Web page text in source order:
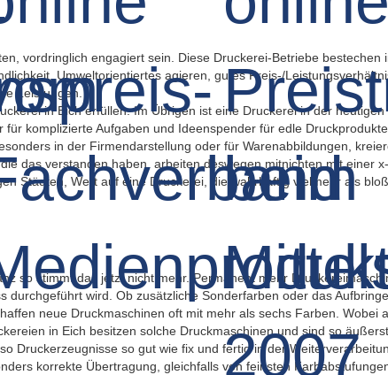
vordringlich engagiert sein. Diese Druckerei-Betriebe
Umweltorientiertes agieren, gutes Preis-/
Leistungen.
in Eich erfüllen. Im Übrigen ist eine Druckerei in der
komplizierte Aufgaben und Ideenspender für edle
in der Firmendarstellung oder für Warenabbildungen,
das verstanden haben, arbeiten deswegen mitnichten mit einer
Städten, Wert auf eine Druckerei, die wahrhaftig vielmehr als
so stimmt das jetzt nicht mehr. Permanent mehr
durchgeführt wird. Ob zusätzliche Sonderfarben oder das
neue Druckmaschinen oft mit mehr als sechs Farben. Wobei
in Eich besitzen solche Druckmaschinen und sind so
Druckerzeugnisse so gut wie fix und fertig in der
korrekte Übertragung, gleichfalls von feinsten